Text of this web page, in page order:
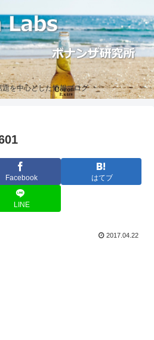
題を中心とした情報ブログ
Facebook はてブ
LINE
2017.04.22